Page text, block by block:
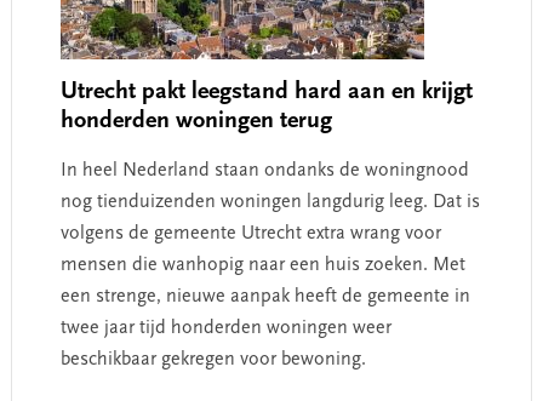
Utrecht pakt leegstand hard aan en krijgt
honderden woningen terug
In heel Nederland staan ondanks de woningnood
nog tienduizenden woningen langdurig leeg. Dat is
volgens de gemeente Utrecht extra wrang voor
mensen die wanhopig naar een huis zoeken. Met
een strenge, nieuwe aanpak heeft de gemeente in
twee jaar tijd honderden woningen weer
beschikbaar gekregen voor bewoning.